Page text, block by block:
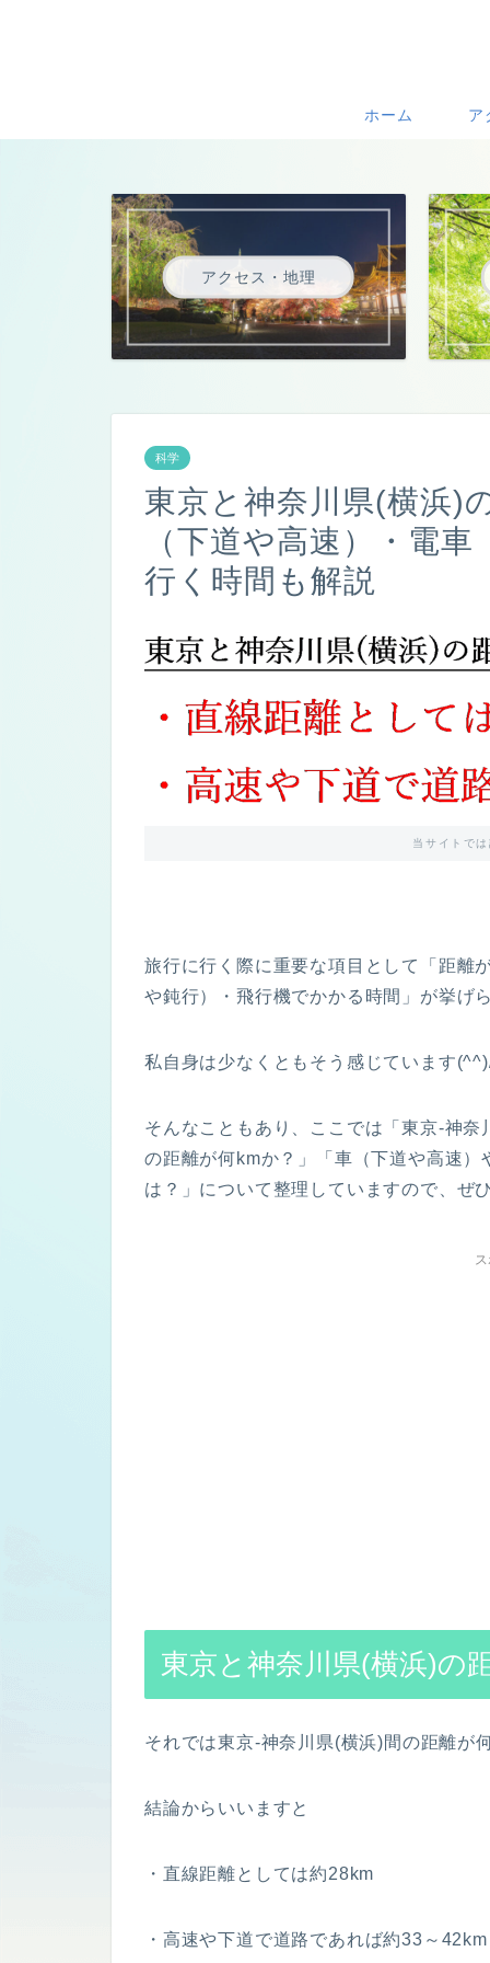
ホーム ア
アクセス・地理
科学
東京と神奈川県(横浜)
（下道や高速）・電
行く時間も解説
当サイトで
旅行に行く際に重要な項目として「距離
や鈍行）・飛行機でかかる時間」が挙げ
私自身は少なくともそう感じています
そんなこともあり、ここでは「東京-神
の距離が何kmか？」「車（下道や高速
は？」について整理していますので、ぜ
東京と神奈川県(横浜)の
それでは東京-神奈川県(横浜)間の距離が
結論からいいますと
・直線距離としては約28km
・高速や下道で道路であれば約33～42km